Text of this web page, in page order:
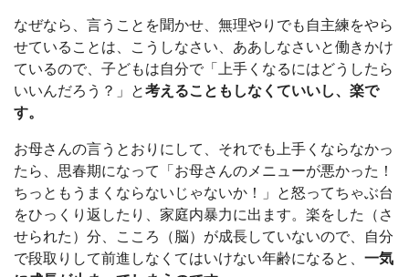
なぜなら、言うことを聞かせ、無理やりでも自主練をやら
せていることは、こうしなさい、ああしなさいと働きかけ
ているので、子どもは自分で「上手くなるにはどうしたら
いいんだろう？」と考えることもしなくていいし、楽で
す。
お母さんの言うとおりにして、それでも上手くならなかっ
たら、思春期になって「お母さんのメニューが悪かった！
ちっともうまくならないじゃないか！」と怒ってちゃぶ台
をひっくり返したり、家庭内暴力に出ます。楽をした（さ
せられた）分、こころ（脳）が成長していないので、自分
で段取りして前進しなくてはいけない年齢になると、 一気